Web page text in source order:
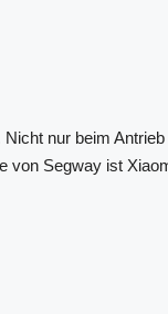
nur beim
Segway ist